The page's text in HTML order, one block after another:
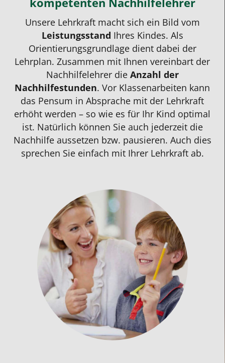
Unsere Lehrkraftmacht sich ein Bild vom
Leistungsstand Ihres Kindes. Als
Orientierungsgrundlage dient dabei der
Lehrplan. Zusammen mit Ihnen vereinbart der
Nachhilfelehrer die Anzahl der
Nachhilfestunden. Vor Klassenarbeiten kann
das Pensum in Absprache mit der Lehrkraft
erhöht werden – so wie es für Ihr Kind optimal
ist. Natürlich können Sie auch jederzeit die
Nachhilfe aussetzen bzw. pausieren. Auch dies
sprechen Sie einfach mit Ihrer Lehrkraftab.